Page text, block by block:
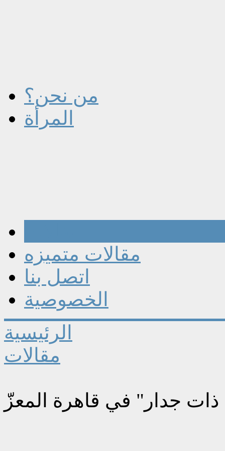
من نحن؟
المرأة
مقالات متميزه
اتصل بنا
الخصوصية
الرئيسية
مقالات
جدار" في قاهرة المعزّ